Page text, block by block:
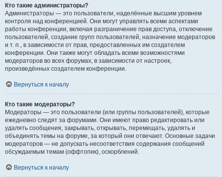
Кто такие администраторы?
Администраторы — это пользователи, наделённые высшим уровнем
контроля над конференцией. Они могут управлять всеми аспектами
работы конференции, включая разграничение прав доступа, отключение
пользователей, создание групп пользователей, назначение модераторов
и т. п., в зависимости от прав, предоставленных им создателем
конференции. Они также могут обладать всеми возможностями
модераторов во всех форумах, в зависимости от настроек,
произведённых создателем конференции.
Вернуться к началу
Кто такие модераторы?
Модераторы — это пользователи (или группы пользователей), которые
ежедневно следят за форумами. Они имеют право редактировать или
удалять сообщения, закрывать, открывать, перемещать, удалять и
объединять темы на форуме, за который они отвечают. Основные задачи
модераторов — не допускать несоответствия содержания сообщений
обсуждаемым темам (оффтопик), оскорблений.
Вернуться к началу